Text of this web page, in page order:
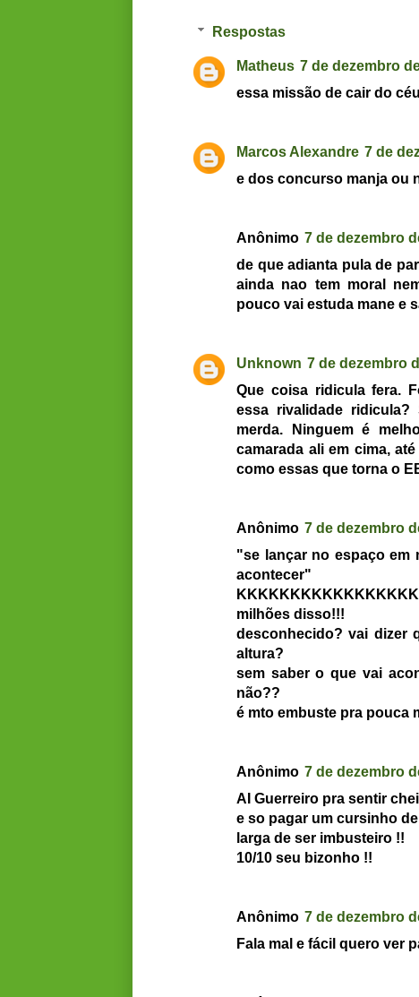
Respostas
Matheus 7 de dezembro
essa missão de cair do
Marcos Alexandre 7 de
e dos concurso manja ou
Anônimo 7 de dezembro
de que adianta pula de
ainda nao tem moral
pouco vai estuda mane e
Unknown 7 de dezembro
Que coisa ridicula fera.
essa rivalidade
merda. Ninguem é
camarada ali em cima,
como essas que torna o
Anônimo 7 de dezembro
"se lançar no espaço em
acontecer"
milhões disso!!!
desconhecido? vai dizer
altura?
sem saber o que vai
não??
é mto embuste pra pouca
Anônimo 7 de dezembro
AI Guerreiro pra sentir
e so pagar um cursinho
larga de ser imbusteiro !!
10/10 seu bizonho !!
Anônimo 7 de dezembro
Fala mal e fácil quero ver